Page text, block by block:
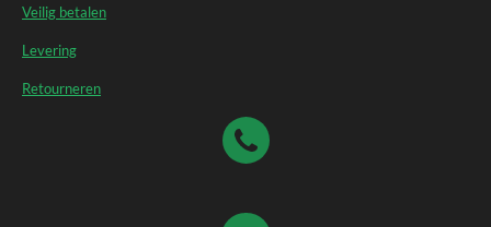
Veilig betalen
Levering
Retourneren